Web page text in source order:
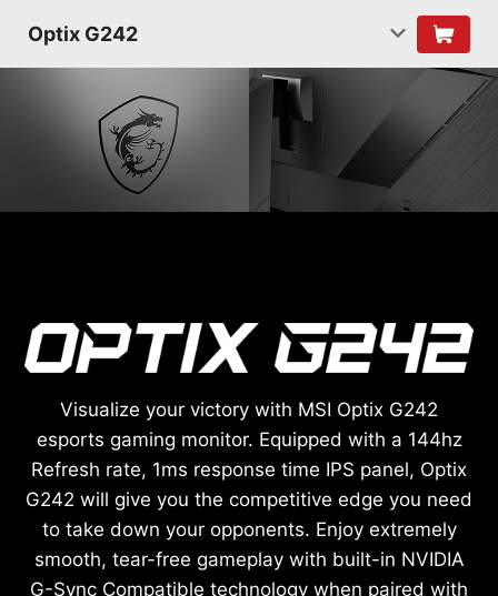
Optix G242
Visualize your victory with MSI Optix G242
esports gaming monitor. Equipped with a 144hz
Refresh rate, 1ms response time IPS panel, Optix
G242 will give you the competitive edge you need
to take down your opponents. Enjoy extremely
smooth, tear-free gameplay with built-in NVIDIA
G-Sync Compatible technology when paired with